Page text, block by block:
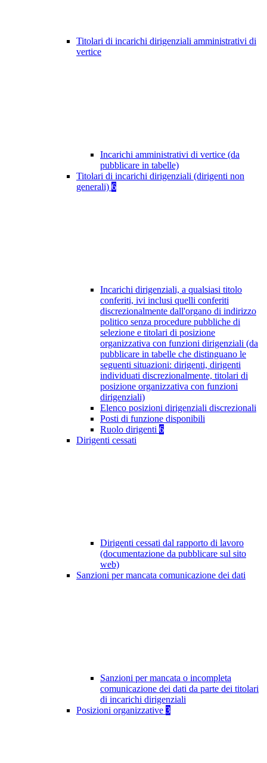
Titolari di incarichi dirigenziali amministrativi di
vertice
Incarichi amministrativi di vertice (da
pubblicare in tabelle)
Titolari di incarichi dirigenziali (dirigenti non
generali) 6
Incarichi dirigenziali, a qualsiasi titolo
conferiti, ivi inclusi quelli conferiti
discrezionalmente dall'organo di indirizzo
politico senza procedure pubbliche di
selezione e titolari di posizione
organizzativa con funzioni dirigenziali (da
pubblicare in tabelle che distinguano le
seguenti situazioni: dirigenti, dirigenti
individuati discrezionalmente, titolari di
posizione organizzativa con funzioni
dirigenziali)
Elenco posizioni dirigenziali discrezionali
Posti di funzione disponibili
Ruolo dirigenti 6
Dirigenti cessati
Dirigenti cessati dal rapporto di lavoro
(documentazione da pubblicare sul sito
web)
Sanzioni per mancata comunicazione dei dati
Sanzioni per mancata o incompleta
comunicazione dei dati da parte dei titolari
di incarichi dirigenziali
Posizioni organizzative 3